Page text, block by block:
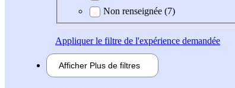
Non renseignée (7)
Appliquerle filtre de l'expérience demandée
Afficher Plus de filtres